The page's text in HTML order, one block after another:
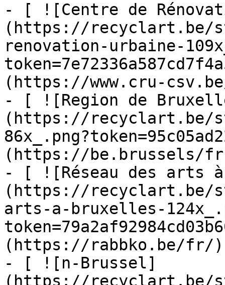
- [ ![Centre de
(https://recyclart.be/
renovation-urbaine-
(https://www.cru-
- [ ![Region de
(https://recyclart.be/
(https://be.brussels/
- [ ![Réseau des arts
(https://recyclart.be/
arts-a-bruxelles-
(https://rabbko.be/fr/)
- [ ![n-Brussel]
(https://recyclart.be/